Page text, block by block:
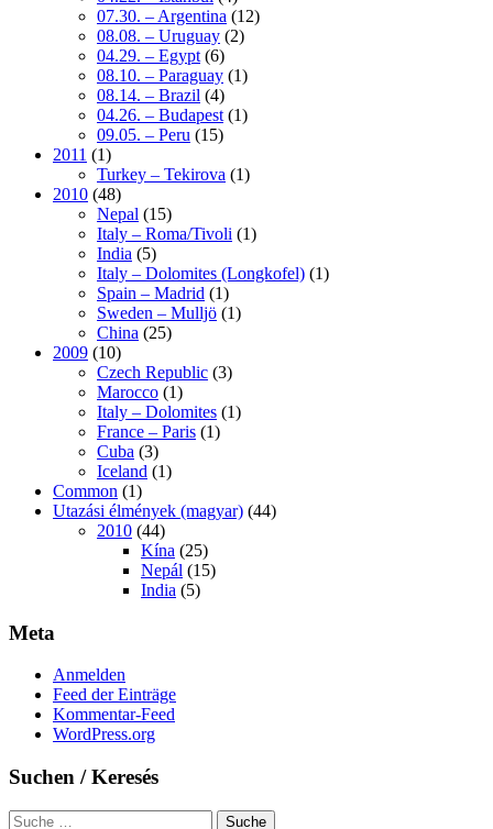
07.30. – Argentina (12)
08.08. – Uruguay (2)
04.29. – Egypt (6)
08.10. – Paraguay (1)
08.14. – Brazil (4)
04.26. – Budapest (1)
09.05. – Peru (15)
2011 (1)
Turkey – Tekirova (1)
2010 (48)
Nepal (15)
Italy – Roma/Tivoli (1)
India (5)
Italy – Dolomites (Longkofel) (1)
Spain – Madrid (1)
Sweden – Mulljö (1)
China (25)
2009 (10)
Czech Republic (3)
Marocco (1)
Italy – Dolomites (1)
France – Paris (1)
Cuba (3)
Iceland (1)
Common (1)
Utazási élmények (magyar) (44)
2010 (44)
Kína (25)
Nepál (15)
India (5)
Meta
Anmelden
Feed der Einträge
Kommentar-Feed
WordPress.org
Suchen / Keresés
Suche
Suche